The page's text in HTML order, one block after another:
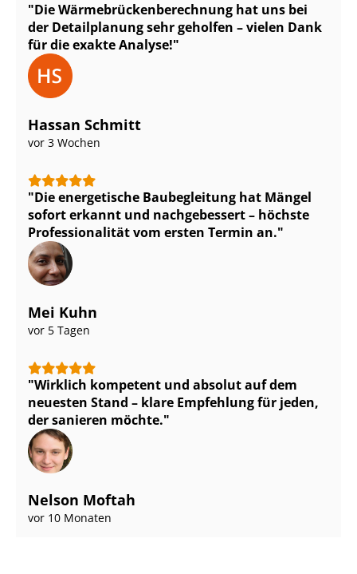
Die Wär­me­brü­cken­be­rech­nung hat uns bei
der Detailplanung sehr geholfen – vielen Dank
für die exakte Analyse!
Hassan Schmitt
vor 3 Wochen
Die energetische Baubegleitung hat Mängel
sofort erkannt und nachgebessert – höchste
Pro­fes­sio­na­li­tät vom ersten Termin an.
Mei Kuhn
vor 5 Tagen
Wirklich kompetent und absolut auf dem
neuesten Stand – klare Empfehlung für jeden,
der sanieren möchte.
Nelson Moftah
vor 10 Monaten